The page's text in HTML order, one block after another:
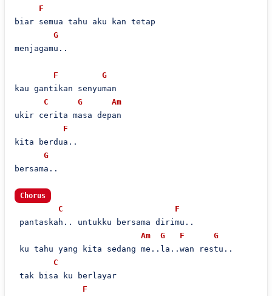
F
biar semua tahu aku kan tetap
G
menjagamu..
F
G
kau gantikan senyuman
C
G
Am
ukir cerita masa depan
F
kita berdua..
G
bersama..
Chorus
C
F
pantaskah.. untukku bersama dirimu..
Am
G F
G
ku tahu yang kita sedang me..la..wan restu..
C
tak bisa ku berlayar
F